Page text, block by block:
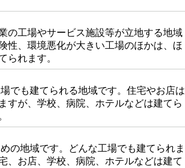
の工場やサービス施設等が立地する地域
性、環境悪化が大きい工場のほかは、ほ
られます。
でも建てられる地域です。住宅やお店は
すが、学校、病院、ホテルなどは建てら
の地域です。どんな工場でも建てられま
、お店、学校、病院、ホテルなどは建て